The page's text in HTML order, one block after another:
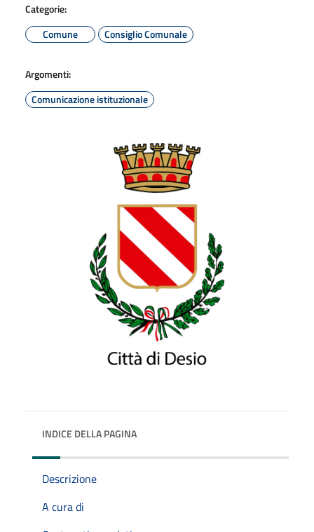
Categorie:
Comune
Consiglio Comunale
Argomenti:
Comunicazione istituzionale
INDICE DELLA PAGINA
Descrizione
A cura di